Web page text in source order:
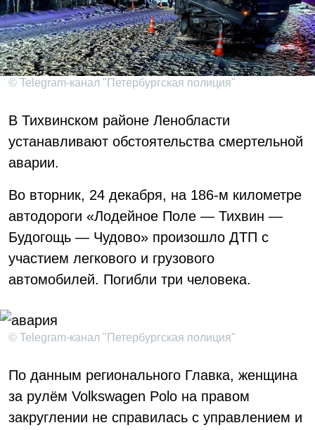
© Telegram-канал "Петербургская полиция"
В Тихвинском районе Ленобласти
устанавливают обстоятельства смертельной
аварии.
Во вторник, 24 декабря, на 186-м километре
автодороги «Лодейное Поле — Тихвин —
Будогощь — Чудово» произошло ДТП с
участием легкового и грузового
автомобилей. Погибли три человека.
© Telegram-канал "Петербургская полиция"
По данным регионального Главка, женщина
за рулём Volkswagen Polo на правом
закруглении не справилась с управлением и